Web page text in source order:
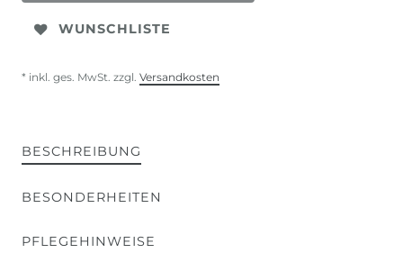
WUNSCHLISTE
* inkl. ges. MwSt. zzgl. Versandkosten
BESCHREIBUNG
BESONDERHEITEN
PFLEGEHINWEISE